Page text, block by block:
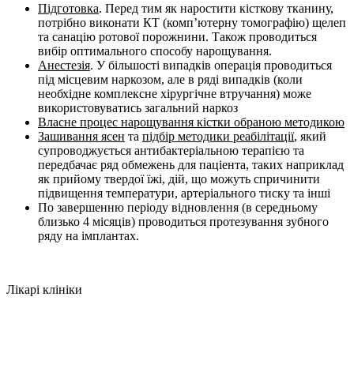
Підготовка. Перед тим як наростити кісткову тканину,
потрібно виконати КТ (комп’ютерну томографію) щелеп
та санацію ротової порожнини. Також проводиться
вибір оптимального способу нарощування.
Анестезія. У більшості випадків операція проводиться
під місцевим наркозом, але в ряді випадків (коли
необхідне комплексне хірургічне втручання) може
використовуватись загальний наркоз
Власне процес нарощування кістки обраною методикою
Зашивання ясен та підбір методики реабілітації, який
супроводжується антибактеріальною терапією та
передбачає ряд обмежень для паціента, таких наприклад
як прийому твердої їжі, дій, що можуть спричинити
підвищення температури, артеріального тиску та інші
По завершенню періоду відновлення (в середньому
близько 4 місяців) проводиться протезування зубного
ряду на імплантах.
Лікарі клініки